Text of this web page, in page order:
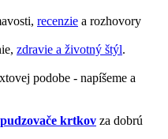
recenzie a rozhovory
zdravie a životný štýl.
podobe - napíšeme a
krtkov za dobrú